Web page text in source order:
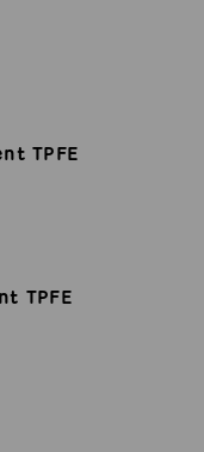
TPFE
TPFE